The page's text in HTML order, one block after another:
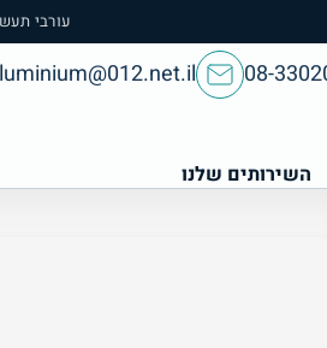
עורבי
08-
השירותים שלנו